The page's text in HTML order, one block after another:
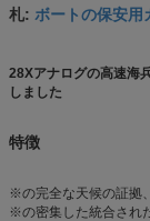
札: ボートの保安用
28Xアナログの高速海
しました
特徴
※の完全な天候の証拠
※の密集した統合され